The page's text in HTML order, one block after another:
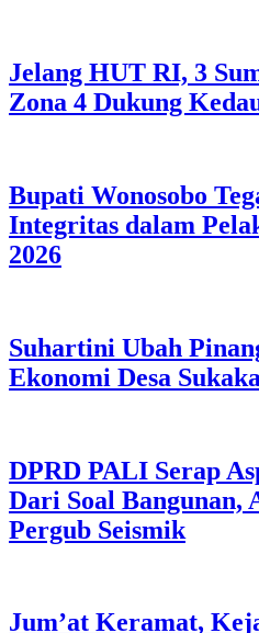
Jelang HUT RI, 3
Zona 4 Dukung
Bupati Wonosobo
Integritas dalam
2026
Suhartini Ubah
Ekonomi Desa
DPRD PALI Serap
Dari Soal Bangunan,
Pergub Seismik
Jum’at Keramat,